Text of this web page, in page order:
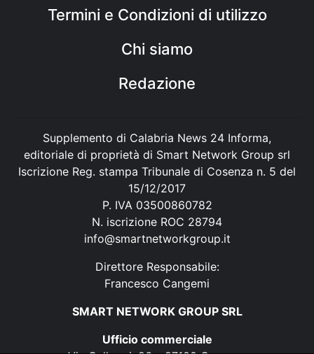
Termini e Condizioni di utilizzo
Chi siamo
Redazione
Supplemento di Calabria News 24 Informa,
editoriale di proprietà di Smart Network Group srl
Iscrizione Reg. stampa Tribunale di Cosenza n. 5 del
15/12/2017
P. IVA 03500860782
N. iscrizione ROC 28794
info@smartnetworkgroup.it
Direttore Responsabile:
Francesco Cangemi
SMART NETWORK GROUP SRL
Ufficio commerciale